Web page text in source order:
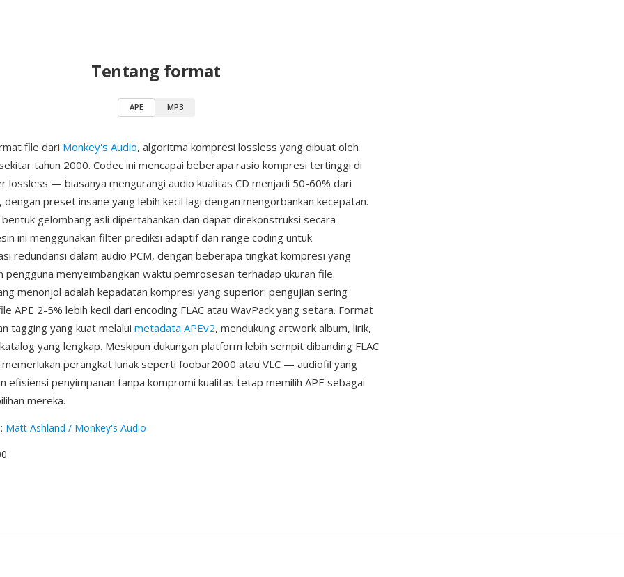
Tentang format
APE MP3
file dari Monkey's Audio, algoritma kompresi lossless yang dibuat oleh
tahun 2000. Codec ini mencapai beberapa rasio kompresi tertinggi di
lossless — biasanya mengurangi audio kualitas CD menjadi 50-60% dari
dengan preset insane yang lebih kecil lagi dengan mengorbankan kecepatan.
gelombang asli dipertahankan dan dapat direkonstruksi secara
ini menggunakan filter prediksi adaptif dan range coding untuk
redundansi dalam audio PCM, dengan beberapa tingkat kompresi yang
pengguna menyeimbangkan waktu pemrosesan terhadap ukuran file.
menonjol adalah kepadatan kompresi yang superior: pengujian sering
APE 2-5% lebih kecil dari encoding FLAC atau WavPack yang setara. Format
tagging yang kuat melalui metadata APEv2, mendukung artwork album, lirik,
yang lengkap. Meskipun dukungan platform lebih sempit dibanding FLAC
perangkat lunak seperti foobar2000 atau VLC — audiofil yang
efisiensi penyimpanan tanpa kompromi kualitas tetap memilih APE sebagai
mereka.
: Matt Ashland / Monkey's Audio